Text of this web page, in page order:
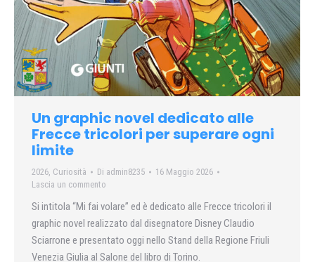
Un graphic novel dedicato alle
Frecce tricolori per superare ogni
limite
2026 Curiosità Di admin8235
16 Maggio 2026
Lascia un commento
Si intitola “Mi fai volare” ed è dedicato alle Frecce tricolori il
graphic novel realizzato dal disegnatore Disney Claudio
Sciarrone e presentato oggi nello Stand della Regione Friuli
Venezia Giulia al Salone del libro di Torino.